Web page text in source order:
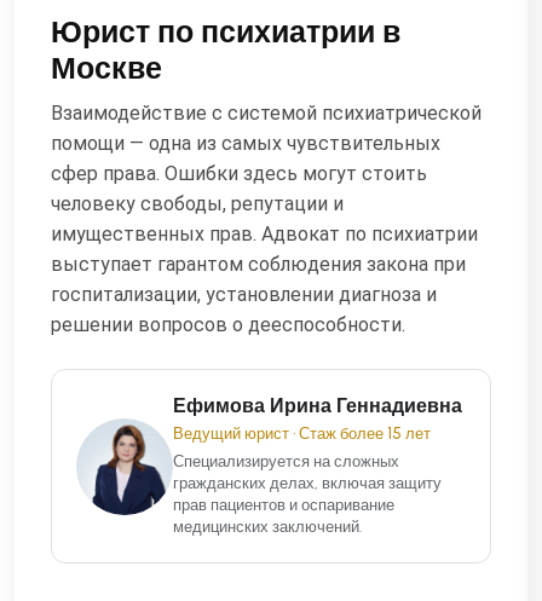
Юрист по психиатрии в
Москве
Взаимодействие с системой психиатрической
помощи — одна из самых чувствительных
сфер права. Ошибки здесь могут стоить
человеку свободы, репутации и
имущественных прав. Адвокат по психиатрии
выступает гарантом соблюдения закона при
госпитализации, установлении диагноза и
решении вопросов о дееспособности.
Ефимова Ирина Геннадиевна
Ведущий юрист • Стаж более 15 лет
Специализируется на сложных
гражданских делах, включая защиту
прав пациентов и оспаривание
медицинских заключений.